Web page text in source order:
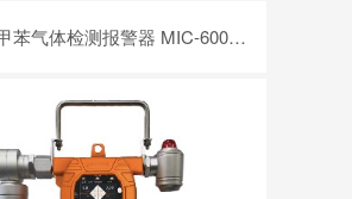
在线式甲苯气体检测报警器 MIC-600-C7H8